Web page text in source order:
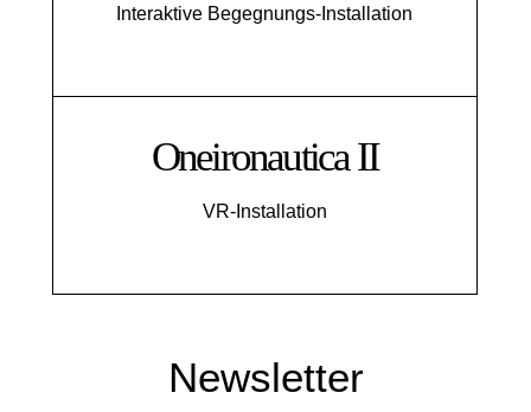
Interaktive Begegnungs-Installation
Oneironautica II
VR-Installation
Newsletter